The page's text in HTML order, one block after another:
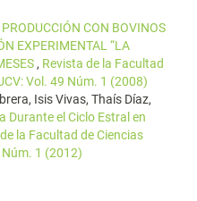
CON BOVINOS
EXPERIMENTAL “LA
, Revista de la Facultad
Vol. 49 Núm. 1 (2008)
Isis Vivas, Thaís Díaz,
Durante el Ciclo Estral en
la Facultad de Ciencias
1 (2012)